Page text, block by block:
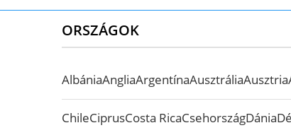
ORSZÁGOK
AlbániaAngliaArgentínaAusztráliaAusztria
ChileCiprusCosta RicaCsehországDánia